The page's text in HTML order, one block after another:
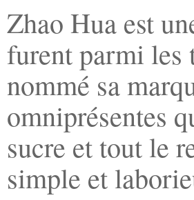
Zhao Hua est
furent parmi les
nommé sa
omniprésentes
sucre et tout le
simple et